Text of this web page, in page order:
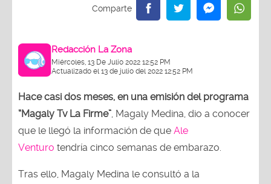
Redacción La Zona
Miércoles, 13 De Julio 2022 12:52 PM
Actualizado el 13 de julio del 2022 12:52 PM
Hace casi dos meses, en una emisión del programa
“Magaly Tv La Firme” , Magaly Medina, dio a conocer
que le llegó la información de que Ale
Venturo tendría cinco semanas de embarazo.
Tras ello, Magaly Medina le consultó a la